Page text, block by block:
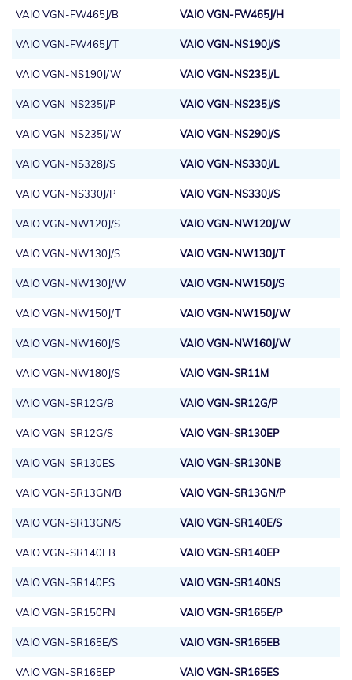
VAIO VGN-FW465J/B VAIO VGN-FW465J/H
VAIO VGN-FW465J/T VAIO VGN-NS190J/S
VAIO VGN-NS190J/W VAIO VGN-NS235J/L
VAIO VGN-NS235J/P VAIO VGN-NS235J/S
VAIO VGN-NS235J/W VAIO VGN-NS290J/S
VAIO VGN-NS328J/S VAIO VGN-NS330J/L
VAIO VGN-NS330J/P VAIO VGN-NS330J/S
VAIO VGN-NW120J/S VAIO VGN-NW120J/W
VAIO VGN-NW130J/S VAIO VGN-NW130J/T
VAIO VGN-NW130J/W VAIO VGN-NW150J/S
VAIO VGN-NW150J/T VAIO VGN-NW150J/W
VAIO VGN-NW160J/S VAIO VGN-NW160J/W
VAIO VGN-NW180J/S VAIO VGN-SR11M
VAIO VGN-SR12G/B VAIO VGN-SR12G/P
VAIO VGN-SR12G/S VAIO VGN-SR130EP
VAIO VGN-SR130ES VAIO VGN-SR130NB
VAIO VGN-SR13GN/B VAIO VGN-SR13GN/P
VAIO VGN-SR13GN/S VAIO VGN-SR140E/S
VAIO VGN-SR140EB VAIO VGN-SR140EP
VAIO VGN-SR140ES VAIO VGN-SR140NS
VAIO VGN-SR150FN VAIO VGN-SR165E/P
VAIO VGN-SR165E/S VAIO VGN-SR165EB
VAIO VGN-SR165EP VAIO VGN-SR165ES